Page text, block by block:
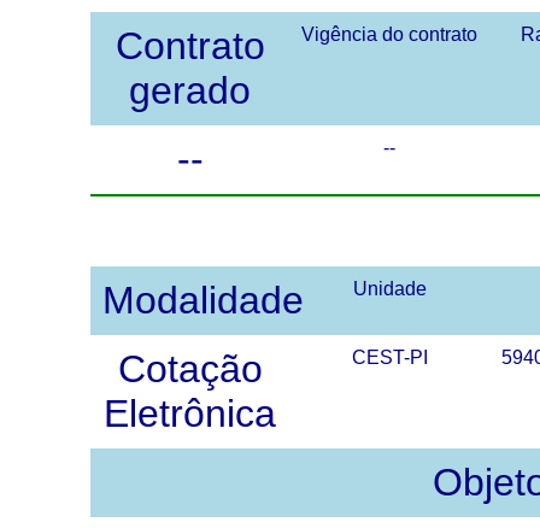
Contrato
gerado
Vigência do contrato
-- --
Modalidade Unidade
Cotação
Eletrônica
CEST-PI